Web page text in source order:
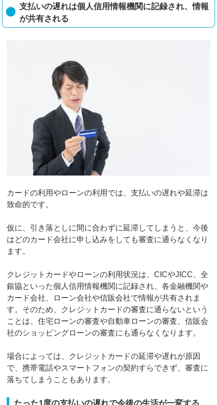
支払いの遅れは個人信用情報機関に記録され、情報
が共有される
カードの利用やローンの利用では、支払いの遅れや延滞は
致命的です。
仮に、引き落としに間に合わずに延滞してしまうと、今後
はどのカード会社に申し込みをしても審査に通らなくなり
ます。
クレジットカードやローンの利用状況は、CICやJICC、全
銀協といった個人信用情報機関に記録され、各金融機関や
カード会社、ローン会社や信販会社で情報が共有されま
す。そのため、クレジットカードの審査に通らないという
ことは、住宅ローンの審査や自動車ローンの審査、信販会
社のショッピングローンの審査にも通らなくなります。
場合によっては、クレジットカードの延滞や遅れが原因
で、携帯電話やスマートフォンの契約すらできず、審査に
落ちてしまうこともあります。